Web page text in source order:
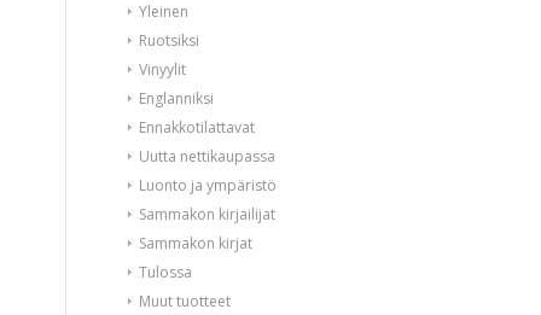
Yleinen
Ruotsiksi
Vinyylit
Englanniksi
Ennakkotilattavat
Uutta nettikaupassa
Luonto ja ympäristö
Sammakon kirjailijat
Sammakon kirjat
Tulossa
Muut tuotteet